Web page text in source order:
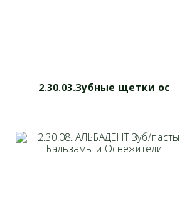
2.30.03.Зубные щетки ос